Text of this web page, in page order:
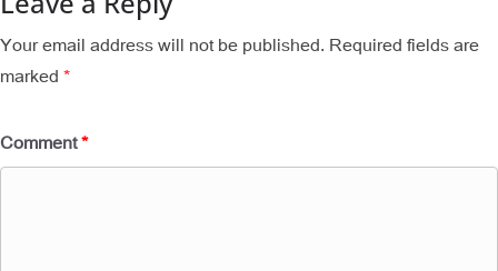
Your email address will not be published. Required fields are
marked *
Comment*